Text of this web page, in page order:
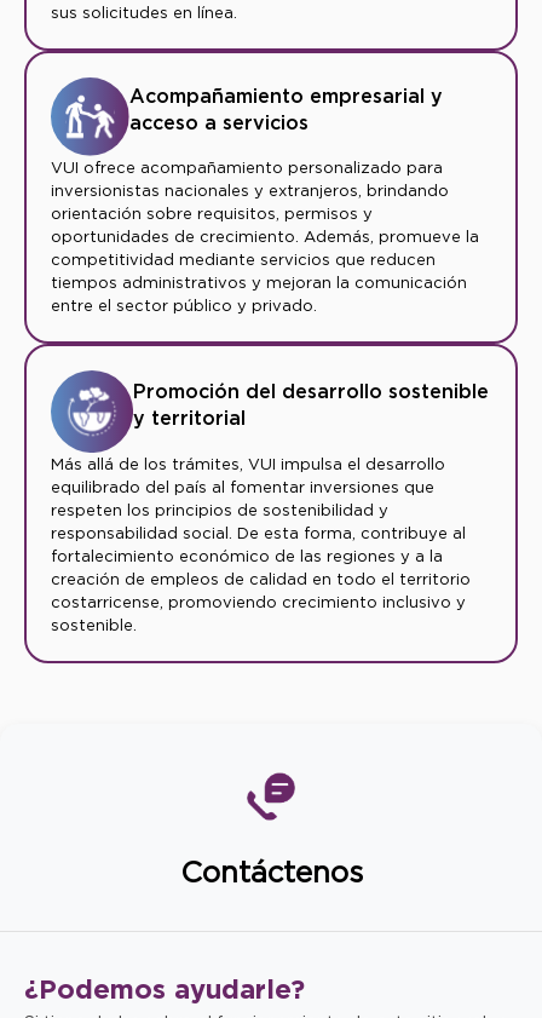
sus solicitudes en línea.
Acompañamiento empresarial y
acceso a servicios
VUI ofrece acompañamiento personalizado para
inversionistas nacionales y extranjeros, brindando
orientación sobre requisitos, permisos y
oportunidades de crecimiento. Además, promueve la
competitividad mediante servicios que reducen
tiempos administrativos y mejoran la comunicación
entre el sector público y privado.
Promoción del desarrollo sostenible
y territorial
Más allá de los trámites, VUI impulsa el desarrollo
equilibrado del país al fomentar inversiones que
respeten los principios de sostenibilidad y
responsabilidad social. De esta forma, contribuye al
fortalecimiento económico de las regiones y a la
creación de empleos de calidad en todo el territorio
costarricense, promoviendo crecimiento inclusivo y
sostenible.
Contáctenos
¿Podemos ayudarle?